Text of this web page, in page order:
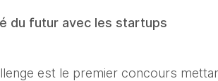
du futur avec les startups
est le premier concours